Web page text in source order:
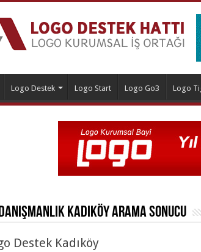
Logo Destek Logo Start Logo Go3 Logo
KadıköyArama Sonucu
Destek Kadıköy